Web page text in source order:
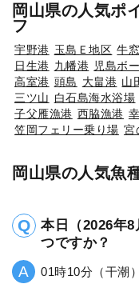
岡山県の人気ポ
フ
宇野港 玉島Ｅ地区 牛
日生港 九幡港 児島ボ
高室港 頭島 大畠港 山
三ツ山 白石島海水浴場
子父雁漁港 西脇漁港
笠岡フェリー乗り場 宮
岡山県の人気魚
本日（2026年
つですか？
01時10分（干潮